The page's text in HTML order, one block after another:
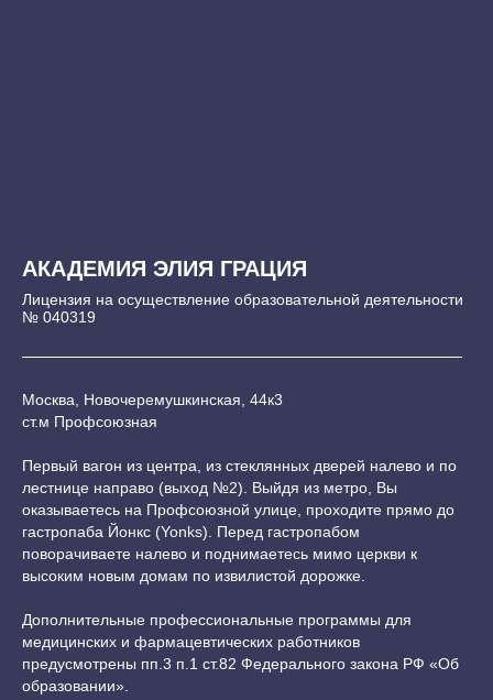
АКАДЕМИЯ ЭЛИЯ ГРАЦИЯ
Лицензия на осуществление образовательной деятельности
№ 040319
Москва, Новочеремушкинская, 44к3
ст.м Профсоюзная
Первый вагон из центра, из стеклянных дверей налево и по
лестнице направо (выход №2). Выйдя из метро, Вы
оказываетесь на Профсоюзной улице, проходите прямо до
гастропаба Йонкс (Yonks). Перед гастропабом
поворачиваете налево и поднимаетесь мимо церкви к
высоким новым домам по извилистой дорожке.
Дополнительные профессиональные программы для
медицинских и фармацевтических работников
предусмотрены пп.3 п.1 ст.82 Федерального закона РФ «Об
образовании».